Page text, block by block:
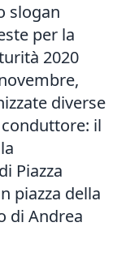
slogan
per la
2020
diverse
il
Piazza
piazza della
di Andrea